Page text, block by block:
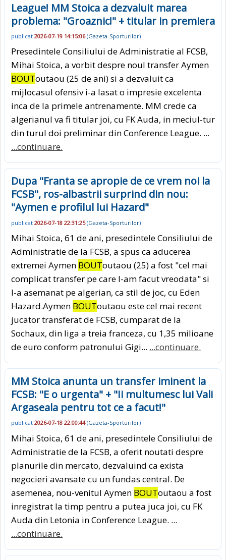
League! MM Stoica a dezvaluit marea
problema: "Groaznic!" + titular in premiera
publicat 2026-07-19 14:15:06(Gazeta-Sporturilor)
Presedintele Consiliului de Administratie al FCSB,
Mihai Stoica, a vorbit despre noul transfer Aymen
BOUToutaou (25 de ani) si a dezvaluit ca
mijlocasul ofensiv i-a lasat o impresie excelenta
inca de la primele antrenamente. MM crede ca
algerianul va fi titular joi, cu FK Auda, in meciul-tur
din turul doi preliminar din Conference League. ...
...continuare.
Dupa "Franta se apropie de ce vrem noi la
FCSB", ros-albastrii surprind din nou:
"Aymen e profilul lui Hazard"
publicat 2026-07-18 22:31:25(Gazeta-Sporturilor)
Mihai Stoica, 61 de ani, presedintele Consiliului de
Administratie de la FCSB, a spus ca aducerea
extremei Aymen BOUToutaou (25) a fost "cel mai
complicat transfer pe care l-am facut vreodata" si
l-a asemanat pe algerian, ca stil de joc, cu Eden
Hazard.Aymen BOUToutaou este cel mai recent
jucator transferat de FCSB, cumparat de la
Sochaux, din liga a treia franceza, cu 1,35 milioane
de euro conform patronului Gigi... ...continuare.
MM Stoica anunta un transfer iminent la
FCSB: "E o urgenta" + "Ii multumesc lui Vali
Argaseala pentru tot ce a facut!"
publicat 2026-07-18 22:00:44(Gazeta-Sporturilor)
Mihai Stoica, 61 de ani, presedintele Consiliului de
Administratie de la FCSB, a oferit noutati despre
planurile din mercato, dezvaluind ca exista
negocieri avansate cu un fundas central. De
asemenea, nou-venitul Aymen BOUToutaou a fost
inregistrat la timp pentru a putea juca joi, cu FK
Auda din Letonia in Conference League. ...
...continuare.